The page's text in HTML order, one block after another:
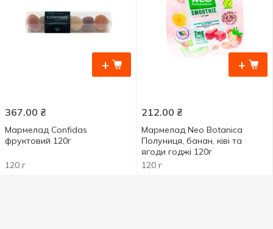
+
367.00 ₴
Мармелад Confidas
фруктовий 120г
120 г
+
212.00 ₴
Мармелад Neo Botanica
Полуниця, банан, ківі та
ягоди годжі 120г
120 г